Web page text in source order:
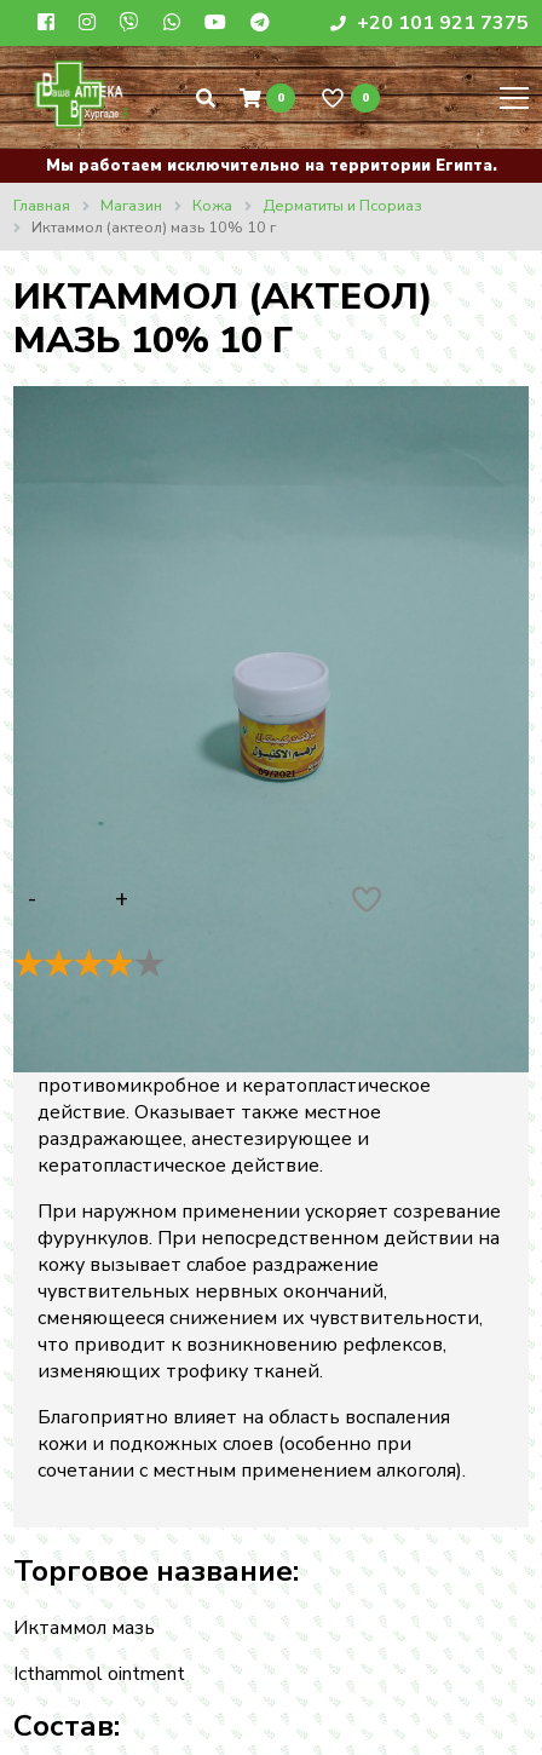
+20 101 921 7375
0 0
Мы работаем исключительно на территории Египта.
Главная
Магазин Кожа
Дерматиты и Псориаз
Иктаммол (актеол) мазь 10% 10 г
ИКТАММОЛ (АКТЕОЛ)
МАЗЬ 10% 10 Г
противомикробное и кератопластическое
действие. Оказывает также местное
раздражающее, анестезирующее и
кератопластическое действие.
При наружном применении ускоряет созревание
фурункулов. При непосредственном действии на
кожу вызывает слабое раздражение
чувствительных нервных окончаний,
сменяющееся снижением их чувствительности,
что приводит к возникновению рефлексов,
изменяющих трофику тканей.
Благоприятно влияет на область воспаления
кожи и подкожных слоев (особенно при
сочетании с местным применением алкоголя).
Торговое название:
Иктаммол мазь
Icthammol ointment
Состав: